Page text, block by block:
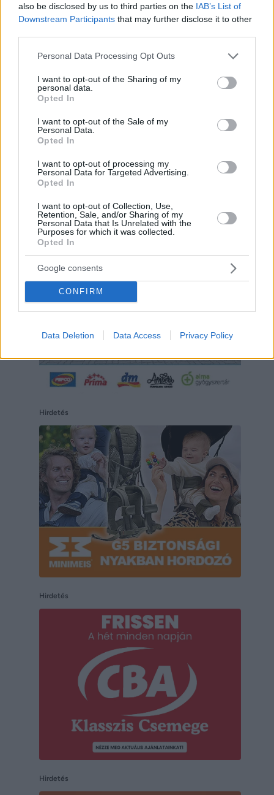
also be disclosed by us to third parties on the IAB’s List of
Downstream Participants that may further disclose it to other
Please note that this website/app uses one or more Google
not limited to your visit or usage behaviour. You may click to
grant or deny consent to Google and its third-party tags to
use your data for below specified purposes in below Google
consent section.
Personal Data Processing Opt Outs
I want to opt-out of the Sharing of my
personal data.
Opted In
I want to opt-out of the Sale of my
Personal Data.
Opted In
I want to opt-out of processing my
Personal Data for Targeted Advertising.
Opted In
I want to opt-out of Collection, Use,
Retention, Sale, and/or Sharing of my
Personal Data that Is Unrelated with the
Purposes for which it was collected.
Opted In
Google consents
CONFIRM
Data Deletion Data Access Privacy Policy
Email
Hirdetés
Hirdetés
Hirdetés
Hirdetés